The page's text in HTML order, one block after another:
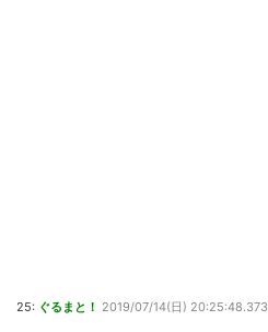
25: ぐるまと！ 2019/07/14(日) 20:25:48.373